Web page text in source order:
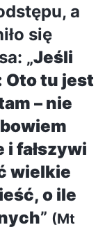
a
się
„Jeśli
Oto tu jest
– nie
i fałszywi
wielkie
o ile
” (Mt